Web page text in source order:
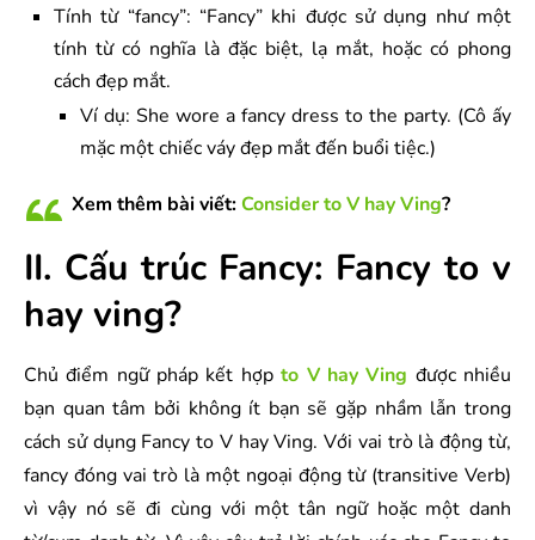
Tính từ “fancy”: “Fancy” khi được sử dụng như một
tính từ có nghĩa là đặc biệt, lạ mắt, hoặc có phong
cách đẹp mắt.
Ví dụ: She wore a fancy dress to the party. (Cô ấy
mặc một chiếc váy đẹp mắt đến buổi tiệc.)
Xem thêm bài viết:Consider to V hay Ving?
II. Cấu trúc Fancy: Fancy to v
hay ving?
Chủ điểm ngữ pháp kết hợpto V hay Ving được nhiều
bạn quan tâm bởi không ít bạn sẽ gặp nhầm lẫn trong
cách sử dụng Fancy to V hay Ving. Với vai trò là động từ,
fancy đóng vai trò là một ngoại động từ (transitive Verb)
vì vậy nó sẽ đi cùng với một tân ngữ hoặc một danh